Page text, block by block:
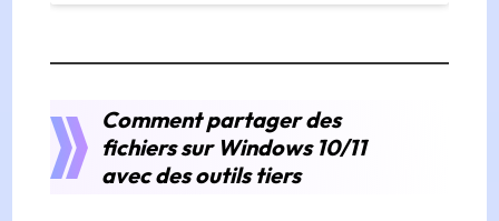
Comment partager des
fichiers sur Windows 10/11
avec des outils tiers